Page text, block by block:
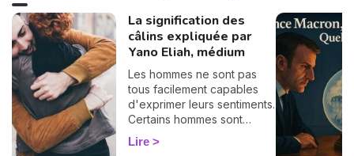
La signification des
câlins expliquée par
Yano Eliah, médium
Les hommes ne sont pas
tous facilement capables
d'exprimer leurs sentiments.
Certains hommes sont
habitués à contrôler leurs
sentiments, par conséquent
Lire